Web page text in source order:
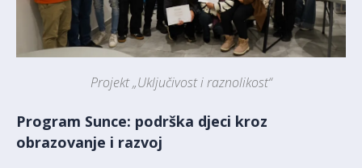
Projekt „Uključivost i raznolikost“
Program Sunce: podrška djeci kroz
obrazovanje i razvoj